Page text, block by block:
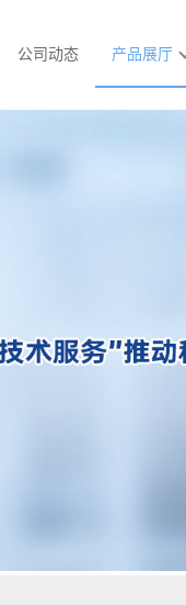
公司动态 产品展厅